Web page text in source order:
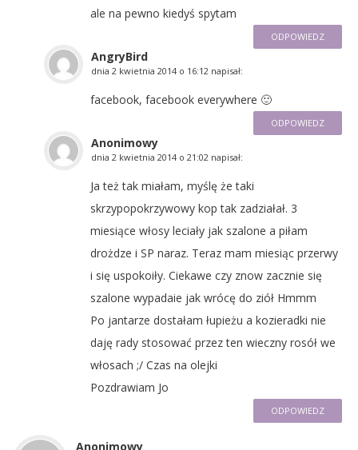
ale na pewno kiedyś spytam
ODPOWIEDZ
AngryBird
dnia 2 kwietnia 2014 o 16:12 napisał:
facebook, facebook everywhere 🙂
ODPOWIEDZ
Anonimowy
dnia 2 kwietnia 2014 o 21:02 napisał:
Ja też tak miałam, myślę że taki
skrzypopokrzywowy kop tak zadziałał. 3
miesiące włosy leciały jak szalone a piłam
drożdze i SP naraz. Teraz mam miesiąc przerwy
i się uspokoiły. Ciekawe czy znow zacznie się
szalone wypadaie jak wrócę do ziół Hmmm
Po jantarze dostałam łupieżu a kozieradki nie
daję rady stosować przez ten wieczny rosół we
włosach ;/ Czas na olejki
Pozdrawiam Jo
ODPOWIEDZ
Anonimowy